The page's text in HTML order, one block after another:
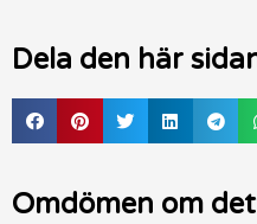
Dela den här
Omdömen om